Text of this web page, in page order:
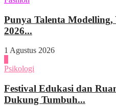
Punya Talenta
2026...
1 Agustus 2026
Psikologi
Festival Edukasi dan
Dukung Tumbuh...